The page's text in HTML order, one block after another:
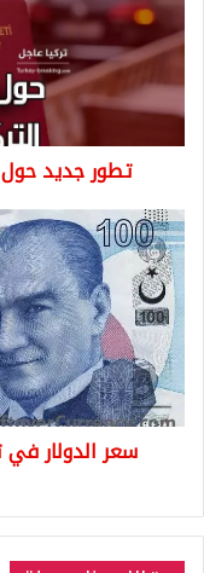
ملف
الجنسية
التركية
للسوريين
تطور جديد حول
سعر
الدولار
في
تركيا
يعود
للارتفاع
اليوم
الجمعة
29/3/2019
سعر الدولار في